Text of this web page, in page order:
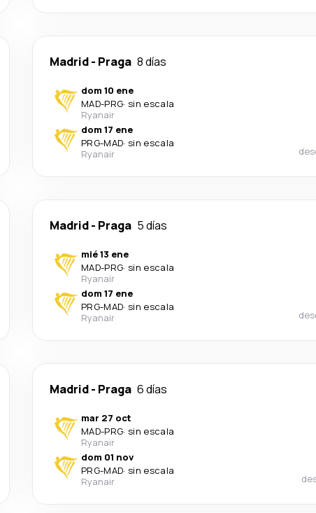
Madrid- Praga 8 días
dom 10 ene
MAD-PRG· sin escala
Ryanair
dom 17 ene
PRG-MAD· sin escala
Ryanair
Madrid- Praga 5 días
mié 13 ene
MAD-PRG· sin escala
Ryanair
dom 17 ene
PRG-MAD· sin escala
Ryanair
Madrid- Praga 6 días
mar 27 oct
MAD-PRG· sin escala
Ryanair
dom 01 nov
PRG-MAD· sin escala
Ryanair